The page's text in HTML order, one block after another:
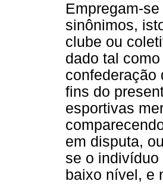
Empregam-se
sinônimos,
clube ou
dado tal
confederação
fins do
esportivas
em disputa,
se o
baixo nível, e